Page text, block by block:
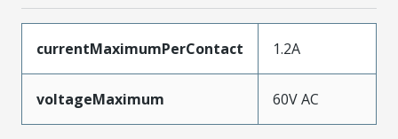
currentMaximumPerContact 1.2A
voltageMaximum 60V AC